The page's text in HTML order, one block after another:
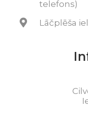
telefons)
Lāčplēša